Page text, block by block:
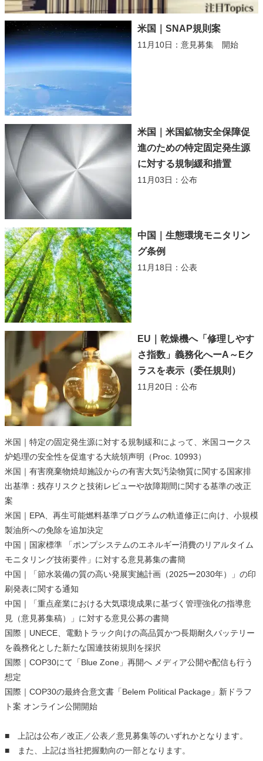
米国｜SNAP規則案
11月10日：意見募集 開始
米国｜米国鉱物安全保障促
進のための特定固定発生源
に対する規制緩和措置
11月03日：公布
中国｜生態環境モニタリン
グ条例
11月18日：公表
EU｜乾燥機へ「修理しやす
さ指数」義務化へーA～Eク
ラスを表示（委任規則）
11月20日：公布
米国｜特定の固定発生源に対する規制緩和によって、米国コークス
炉処理の安全性を促進する大統領声明（Proc. 10993）
米国｜有害廃棄物焼却施設からの有害大気汚染物質に関する国家排
出基準：残存リスクと技術レビューや故障期間に関する基準の改正
案
米国｜EPA、再生可能燃料基準プログラムの軌道修正に向け、小規模
製油所への免除を追加決定
中国｜国家標準 「ポンプシステムのエネルギー消費のリアルタイム
モニタリング技術要件」に対する意見募集の書簡
中国｜「節水装備の質の高い発展実施計画（2025ー2030年）」の印
刷発表に関する通知
中国｜「重点産業における大気環境成果に基づく管理強化の指導意
見（意見募集稿）」に対する意見公募の書簡
国際｜UNECE、電動トラック向けの高品質かつ長期耐久バッテリー
を義務化とした新たな国連技術規則を採択
国際｜COP30にて「Blue Zone」再開へ メディア公開や配信も行う
想定
国際｜COP30の最終合意文書「Belem Political Package」新ドラフ
ト案 オンライン公開開始
■ 上記は公布／改正／公表／意見募集等のいずれかとなります。
■ また、上記は当社把握動向の一部となります。